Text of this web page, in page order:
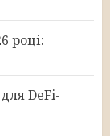
році:
DeFi-